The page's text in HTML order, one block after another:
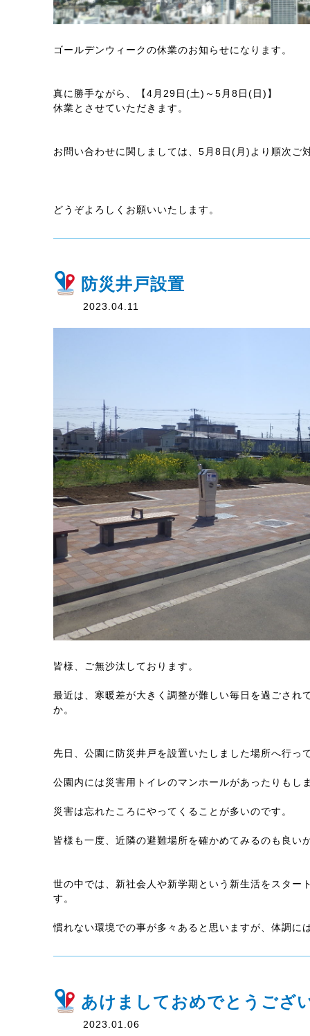
ゴールデンウィークの休業のお知らせになります。
真に勝手ながら、【4月29日(土)～5月8日(日)】
休業とさせていただきます。
お問い合わせに関しましては、5月8日(月)より順次ご
どうぞよろしくお願いいたします。
防災井戸設置
2023.04.11
皆様、ご無沙汰しております。
最近は、寒暖差が大きく調整が難しい毎日を過ごされ
か。
先日、公園に防災井戸を設置いたしました場所へ行っ
公園内には災害用トイレのマンホールがあったりもし
災害は忘れたころにやってくることが多いのです。
皆様も一度、近隣の避難場所を確かめてみるのも良い
世の中では、新社会人や新学期という新生活をスター
す。
慣れない環境での事が多々あると思いますが、体調に
あけましておめでとうござ
2023.01.06